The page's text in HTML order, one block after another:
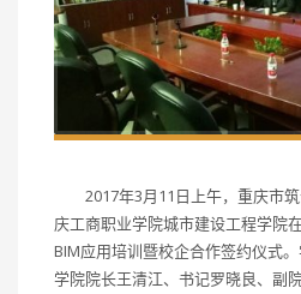
2017年3月11日上午，重庆市
庆工商职业学院城市建设工程学院
BIM应用培训暨校企合作签约仪式
学院院长王清江、书记罗晓良、副